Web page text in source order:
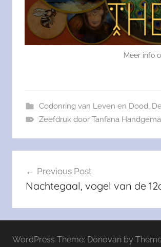
Meer info
Codonring van Leven en Dood,
Zeefdruk door Tanfana
Previous Post
Nachtegaal, vogel van de
WordPress Theme: Donovan by